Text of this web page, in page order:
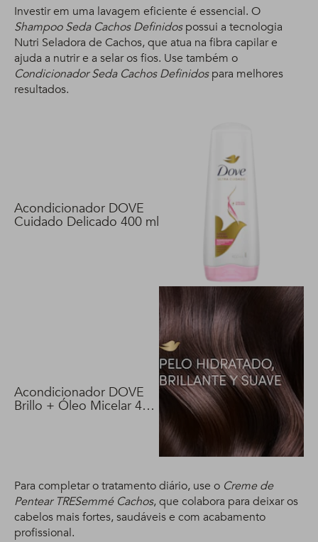
Investir em uma lavagem eficiente é essencial. O
Shampoo Seda Cachos Definidospossui a tecnologia
Nutri Seladora de Cachos, que atua na fibra capilar e
ajuda a nutrir e a selar os fios. Use também o
Condicionador Seda Cachos Definidospara melhores
resultados.
Acondicionador DOVE
Cuidado Delicado 400 ml
Acondicionador DOVE
Brillo + Óleo Micelar 400
Para completar o tratamento diário, use o Creme de
Pentear TRESemmé Cachos, que colabora para deixar os
cabelos mais fortes, saudáveis e com acabamento
profissional.